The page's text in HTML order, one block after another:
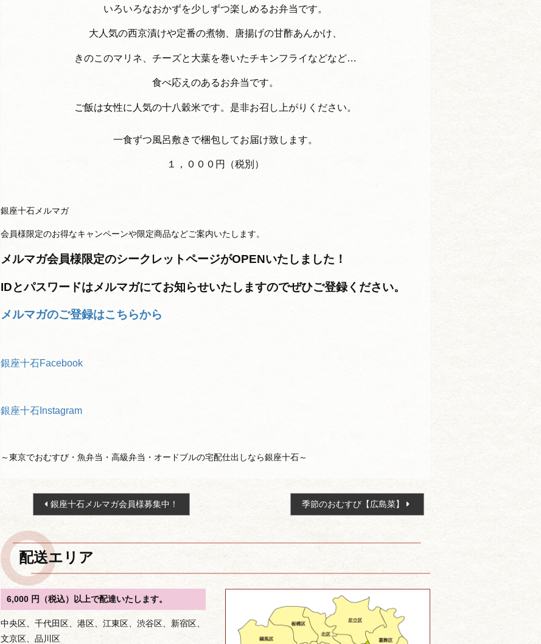
いろいろなおかずを少しずつ楽しめるお弁当です。
大人気の西京漬けや定番の煮物、唐揚げの甘酢あんかけ、
きのこのマリネ、チーズと大葉を巻いたチキンフライなどなど…
食べ応えのあるお弁当です。
ご飯は女性に人気の十八穀米です。是非お召し上がりください。
一食ずつ風呂敷きで梱包してお届け致します。
１，０００円（税別）
銀座十石メルマガ
会員様限定のお得なキャンペーンや限定商品などご案内いたします。
メルマガ会員様限定のシークレットページがOPENいたしました！
IDとパスワードはメルマガにてお知らせいたしますのでぜひご登録ください。
メルマガのご登録はこちらから
銀座十石Facebook
銀座十石Instagram
～東京でおむすび・魚弁当・高級弁当・オードブルの宅配仕出しなら銀座十石～
稿
ビ
ゲ
ー
シ
ョ
ン
銀座十石メルマガ会員様募集中！ 季節のおむすび【広島菜】
配送エリア
6,000 円（税込）以上で配達いたします。
中央区、千代田区、港区、江東区、渋谷区、新宿区、
文京区、品川区
種類から選ぶ
価格から選ぶ